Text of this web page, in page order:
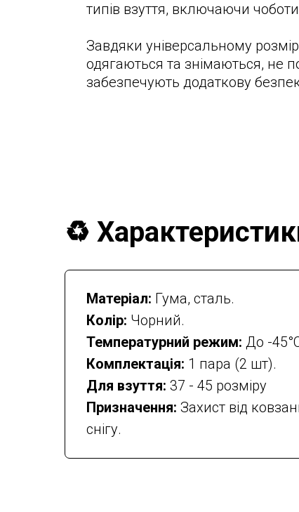
типів взуття, включаючи
Завдяки універсальному
одягаються та знімаються, не
забезпечують додаткову
♻️
Матеріал: Гума, сталь.
Колір: Чорний.
Температурний режим: До -
Комплектація: 1 пара (2 шт).
Для взуття: 37 - 45 розміру
Призначення: Захист від
снігу.